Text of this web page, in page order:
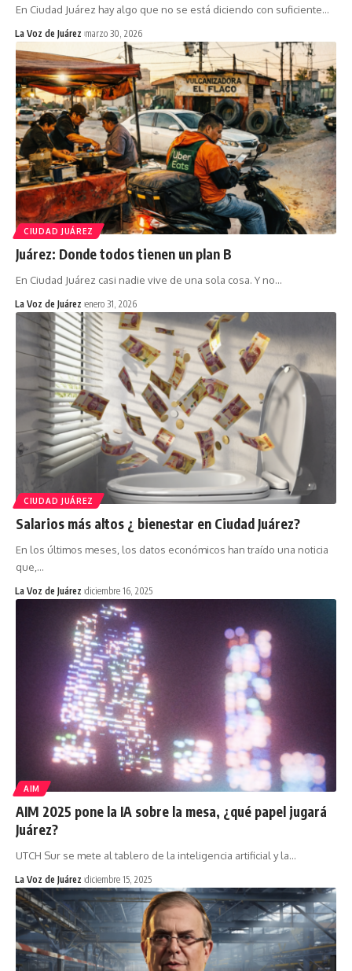
En Ciudad Juárez hay algo que no se está diciendo con suficiente…
La Voz de Juárez marzo 30, 2026
CIUDAD JUÁREZ
Juárez: Donde todos tienen un plan B
En Ciudad Juárez casi nadie vive de una sola cosa. Y no…
La Voz de Juárez enero 31, 2026
CIUDAD JUÁREZ
Salarios más altos ¿ bienestar en Ciudad Juárez?
En los últimos meses, los datos económicos han traído una noticia
que,…
La Voz de Juárez diciembre 16, 2025
AIM
AIM 2025 pone la IA sobre la mesa, ¿qué papel jugará
Juárez?
UTCH Sur se mete al tablero de la inteligencia artificial y la…
La Voz de Juárez diciembre 15, 2025